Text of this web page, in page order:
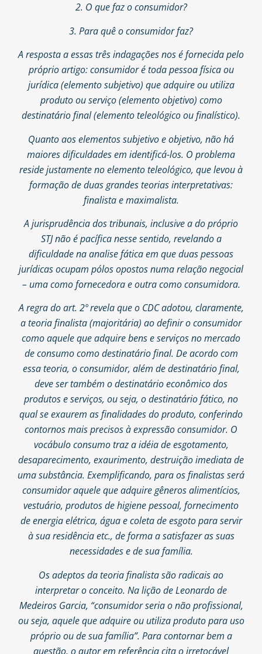
2. O que faz o consumidor?
3. Para quê o consumidor faz?
A resposta a essas três indagações nos é fornecida pelo
próprio artigo: consumidor é toda pessoa física ou
jurídica (elemento subjetivo) que adquire ou utiliza
produto ou serviço (elemento objetivo) como
destinatário final (elemento teleológico ou finalístico).
Quanto aos elementos subjetivo e objetivo, não há
maiores dificuldades em identificá-los. O problema
reside justamente no elemento teleológico, que levou à
formação de duas grandes teorias interpretativas:
finalista e maximalista.
A jurisprudência dos tribunais, inclusive a do próprio
STJ não é pacífica nesse sentido, revelando a
dificuldade na analise fática em que duas pessoas
jurídicas ocupam pólos opostos numa relação negocial
– uma como fornecedora e outra como consumidora.
A regra do art. 2º revela que o CDC adotou, claramente,
a teoria finalista (majoritária) ao definir o consumidor
como aquele que adquire bens e serviços no mercado
de consumo como destinatário final. De acordo com
essa teoria, o consumidor, além de destinatário final,
deve ser também o destinatário econômico dos
produtos e serviços, ou seja, o destinatário fático, no
qual se exaurem as finalidades do produto, conferindo
contornos mais precisos à expressão consumidor. O
vocábulo consumo traz a idéia de esgotamento,
desaparecimento, exaurimento, destruição imediata de
uma substância. Exemplificando, para os finalistas será
consumidor aquele que adquire gêneros alimentícios,
vestuário, produtos de higiene pessoal, fornecimento
de energia elétrica, água e coleta de esgoto para servir
à sua residência etc., de forma a satisfazer as suas
necessidades e de sua família.
Os adeptos da teoria finalista são radicais ao
interpretar o conceito. Na lição de Leonardo de
Medeiros Garcia, “consumidor seria o não profissional,
ou seja, aquele que adquire ou utiliza produto para uso
próprio ou de sua família”. Para contornar bem a
questão, o autor em referência cita o irretocável